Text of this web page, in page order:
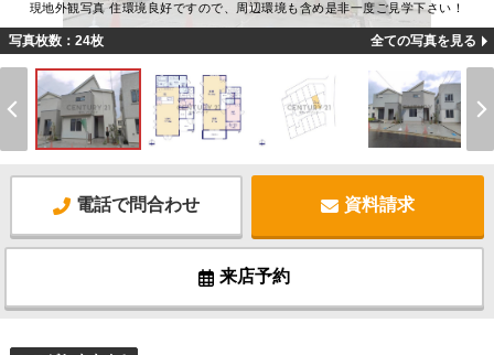
現地外観写真 住環境良好ですので、周辺環境も含め是非一度ご見学下さい！
写真枚数：24枚 全ての写真を見る
電話で問合わせ 資料請求
来店予約